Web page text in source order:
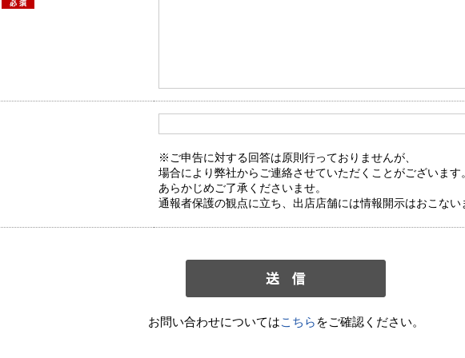
※ご申告に対する回答は原則行っておりませんが、
場合により弊社からご連絡させていただくことがございます。
あらかじめご了承くださいませ。
通報者保護の観点に立ち、出店店舗には情報開示はおこない
お問い合わせについてはこちら をご確認ください。